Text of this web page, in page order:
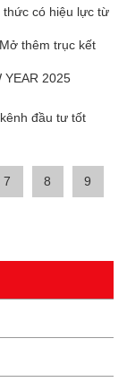
thức có hiệu lực từ
thêm trục kết
YEAR 2025
đầu tư tốt
7 8 9